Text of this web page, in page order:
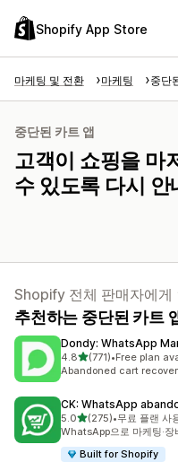
Shopify App Store
마케팅 및 전환 마케팅 중단
중단된 카트 앱
고객이 쇼핑을 마
수 있도록 다시 안
Shopify 전체 판매자에게
추천하는 중단된 카트
Dondy: WhatsApp
4.8별 5개 중
(771)
총 리뷰 771개
•Free plan
Abandoned cart
CK: WhatsApp
5.0별 5개 중
(275)
총 리뷰 275개
•무료 플랜 사
WhatsApp으로 마케팅·장
Built for Shopify